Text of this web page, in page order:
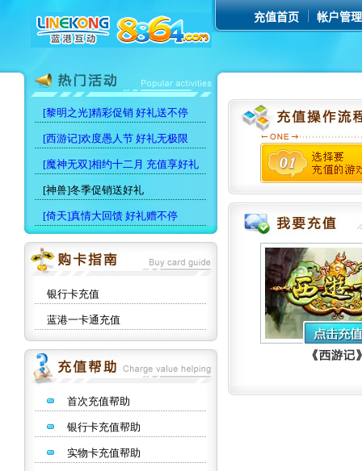
充值首页 帐户管理